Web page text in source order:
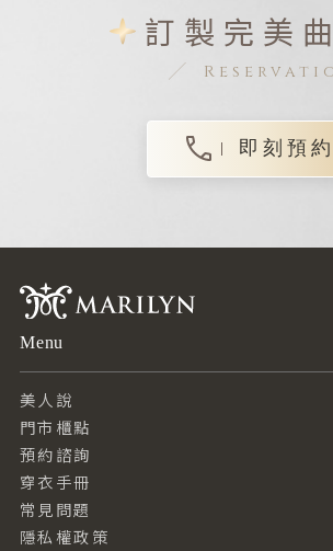
訂製完美
即刻預約
Menu
美人說
門市櫃點
預約諮詢
穿衣手冊
常見問題
隱私權政策